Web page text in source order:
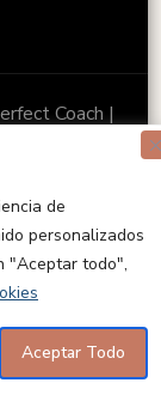
de
personalizados
"Aceptar todo",
Aceptar Todo
Coach |